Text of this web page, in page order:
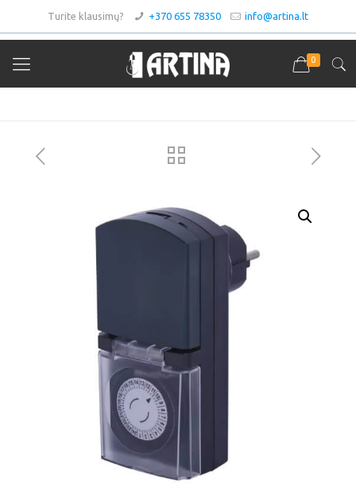
Turite klausimų? +370 655 78350 info@artina.lt
0
Asortimentas